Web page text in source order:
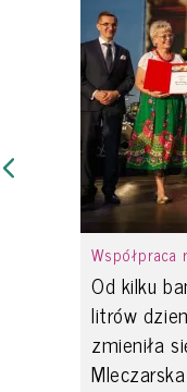
Współpraca
Od kilku
litrów
zmieniła